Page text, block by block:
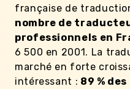
française de
nombre de
professionnels en
6 500 en 2001. La
marché en forte
intéressant : 89 %